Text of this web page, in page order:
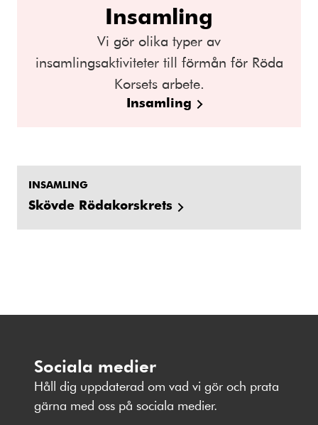
Insamling
Vi gör olika typer av
insamlingsaktiviteter till förmån för Röda
Korsets arbete.
Insamling
INSAMLING
Skövde Rödakorskrets
Sociala medier
Håll dig uppdaterad om vad vi gör och prata
gärna med oss på sociala medier.